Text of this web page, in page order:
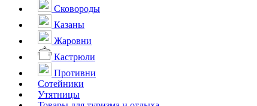
Сковороды
Казаны
Жаровни
Кастрюли
Противни
Сотейники
Утятницы